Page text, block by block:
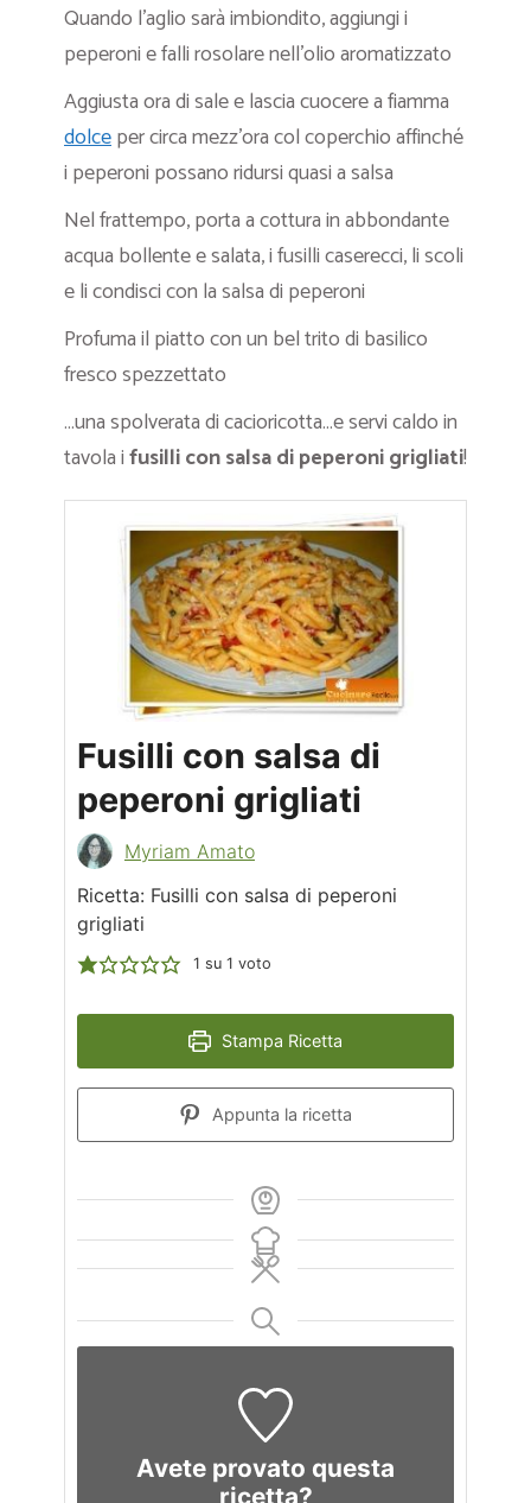
Quando l’aglio sarà imbiondito, aggiungi i
peperoni e falli rosolare nell’olio aromatizzato
Aggiusta ora di sale e lascia cuocere a fiamma
dolceper circa mezz’ora col coperchio affinché
i peperoni possano ridursi quasi a salsa
Nel frattempo, porta a cottura in abbondante
acqua bollente e salata, i fusilli caserecci, li scoli
e li condisci con la salsa di peperoni
Profuma il piatto con un bel trito di basilico
fresco spezzettato
…una spolverata di cacioricotta…e servi caldo in
tavola ifusilli con salsa di peperoni grigliati!
Fusilli con salsa di
peperoni grigliati
Myriam Amato
Ricetta: Fusilli con salsa di peperoni
grigliati
1 su 1 voto
Stampa Ricetta
Appunta la ricetta
Avete provato questa
ricetta?